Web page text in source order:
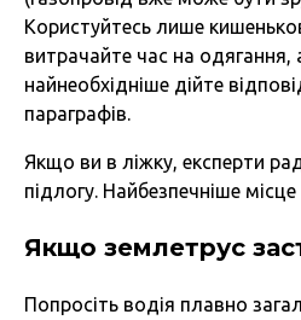
Користуйтесь лише
витрачайте час на
найнеобхідніше дійте
параграфів.
Якщо ви в ліжку, експерти
підлогу. Найбезпечніше
Якщо землетрус
Попросіть водія плавно